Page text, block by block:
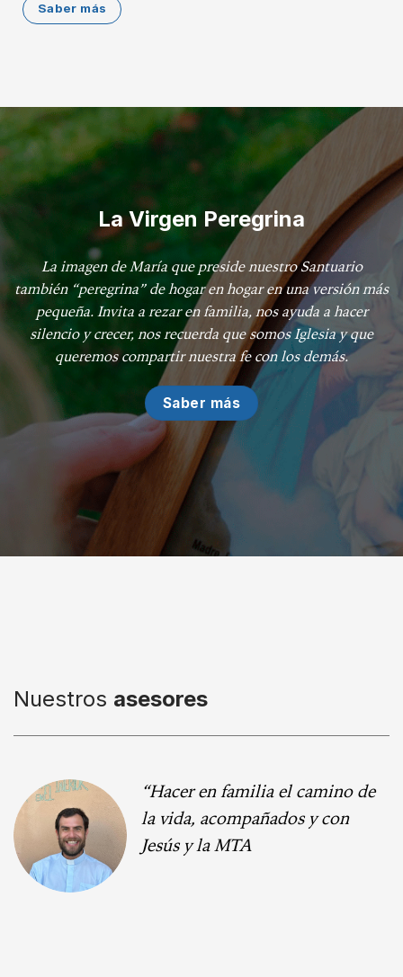
Saber más
La Virgen Peregrina
La imagen de María que preside nuestro Santuario
también “peregrina” de hogar en hogar en una versión más
pequeña. Invita a rezar en familia, nos ayuda a hacer
silencio y crecer, nos recuerda que somos Iglesia y que
queremos compartir nuestra fe con los demás.
Saber más
Nuestros asesores
“Hacer en familia el camino de
la vida, acompañados y con
Jesús y la MTA